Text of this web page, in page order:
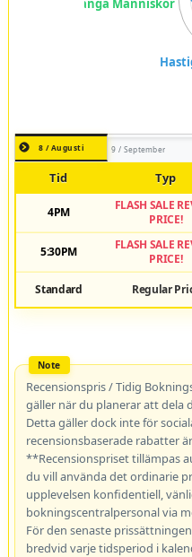
8 / Augusti 9 / September
Tid Typ
4PM
FLASH SALE
PRICE!
5:30PM
FLASH SALE
PRICE!
Standard Regular
Recensionspris / Tidig
gäller när du planerar att dela
Detta gäller dock inte för
recensionsbaserade rabatter
**Recensionspriset tillämpas
du vill använda det ordinarie
upplevelsen konfidentiell,
bokningscentralpersonal via
För den senaste
bredvid varje tidsperiod i